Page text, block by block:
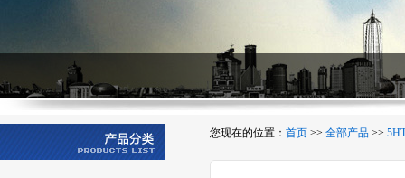
您现在的位置： 首页 >> 全部产品 >>